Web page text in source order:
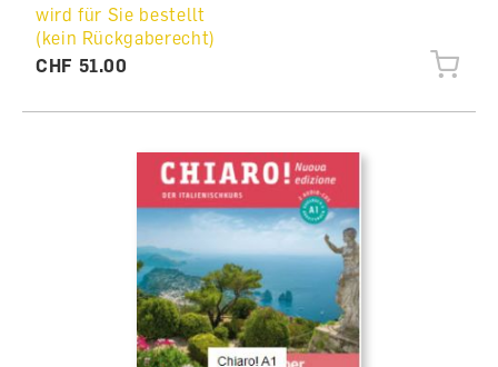
wird für Sie bestellt
(kein Rückgaberecht)
CHF 51.00